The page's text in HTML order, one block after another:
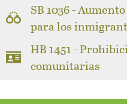
SB 1036 -
para los
HB 1451 -
comunitarias